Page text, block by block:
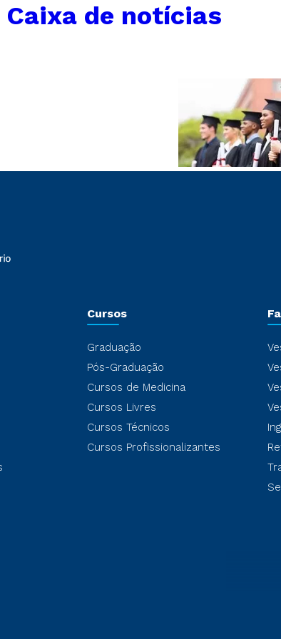
Caixa de notícias
Cursos
Graduação
Pós-Graduação
Cursos de Medicina
Cursos Livres
Cursos Técnicos
Cursos Profissionalizantes